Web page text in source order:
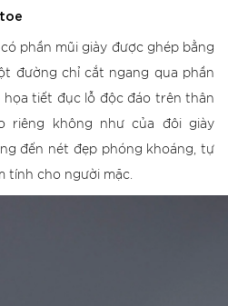
phần mũi giày được ghép bằng
đường chỉ cắt ngang qua phần
họa tiết đục lỗ độc đáo trên thân
riêng không như của đôi giày
đến nét đẹp phóng khoáng, tự
tính cho người mặc.